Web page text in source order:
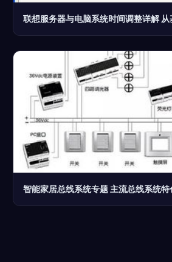
智能家居总线系统专题 主流总线系统特